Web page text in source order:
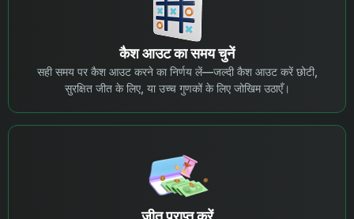
कैश आउट का समय चुनें
सही समय पर कैश आउट करने का निर्णय लें—जल्दी कैश आउट करें छोटी,
सुरक्षित जीत के लिए, या उच्च गुणकों के लिए जोखिम उठाएँ।